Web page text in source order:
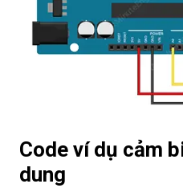
Code ví dụ cảm
dung